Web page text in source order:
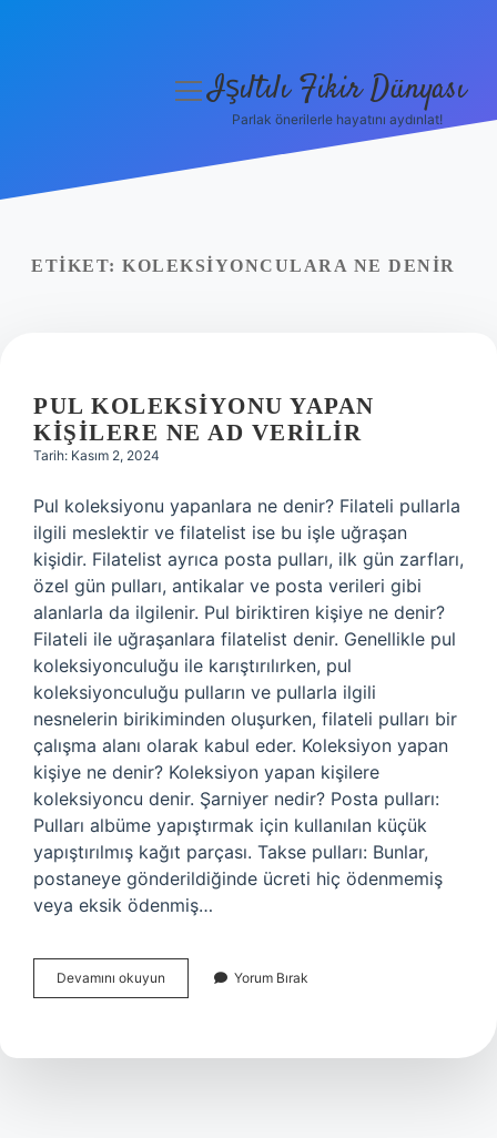
Yasal Uyarı
menüyüIşıltılı Fikir Dünyası
Parlak önerilerle hayatını aydınlat!
ETIKET: KOLEKSIYONCULARA NE DENIR
PUL KOLEKSIYONU YAPAN
KIŞILERE NE AD VERILIR
Tarih: Kasım 2, 2024
Pul koleksiyonu yapanlara ne denir? Filateli pullarla
ilgili meslektir ve filatelist ise bu işle uğraşan
kişidir. Filatelist ayrıca posta pulları, ilk gün zarfları,
özel gün pulları, antikalar ve posta verileri gibi
alanlarla da ilgilenir. Pul biriktiren kişiye ne denir?
Filateli ile uğraşanlara filatelist denir. Genellikle pul
koleksiyonculuğu ile karıştırılırken, pul
koleksiyonculuğu pulların ve pullarla ilgili
nesnelerin birikiminden oluşurken, filateli pulları bir
çalışma alanı olarak kabul eder. Koleksiyon yapan
kişiye ne denir? Koleksiyon yapan kişilere
koleksiyoncu denir. Şarniyer nedir? Posta pulları:
Pulları albüme yapıştırmak için kullanılan küçük
yapıştırılmış kağıt parçası. Takse pulları: Bunlar,
postaneye gönderildiğinde ücreti hiç ödenmemiş
veya eksik ödenmiş…
Devamını okuyun
Koleksiyonu
Ne
Yorum Bırak